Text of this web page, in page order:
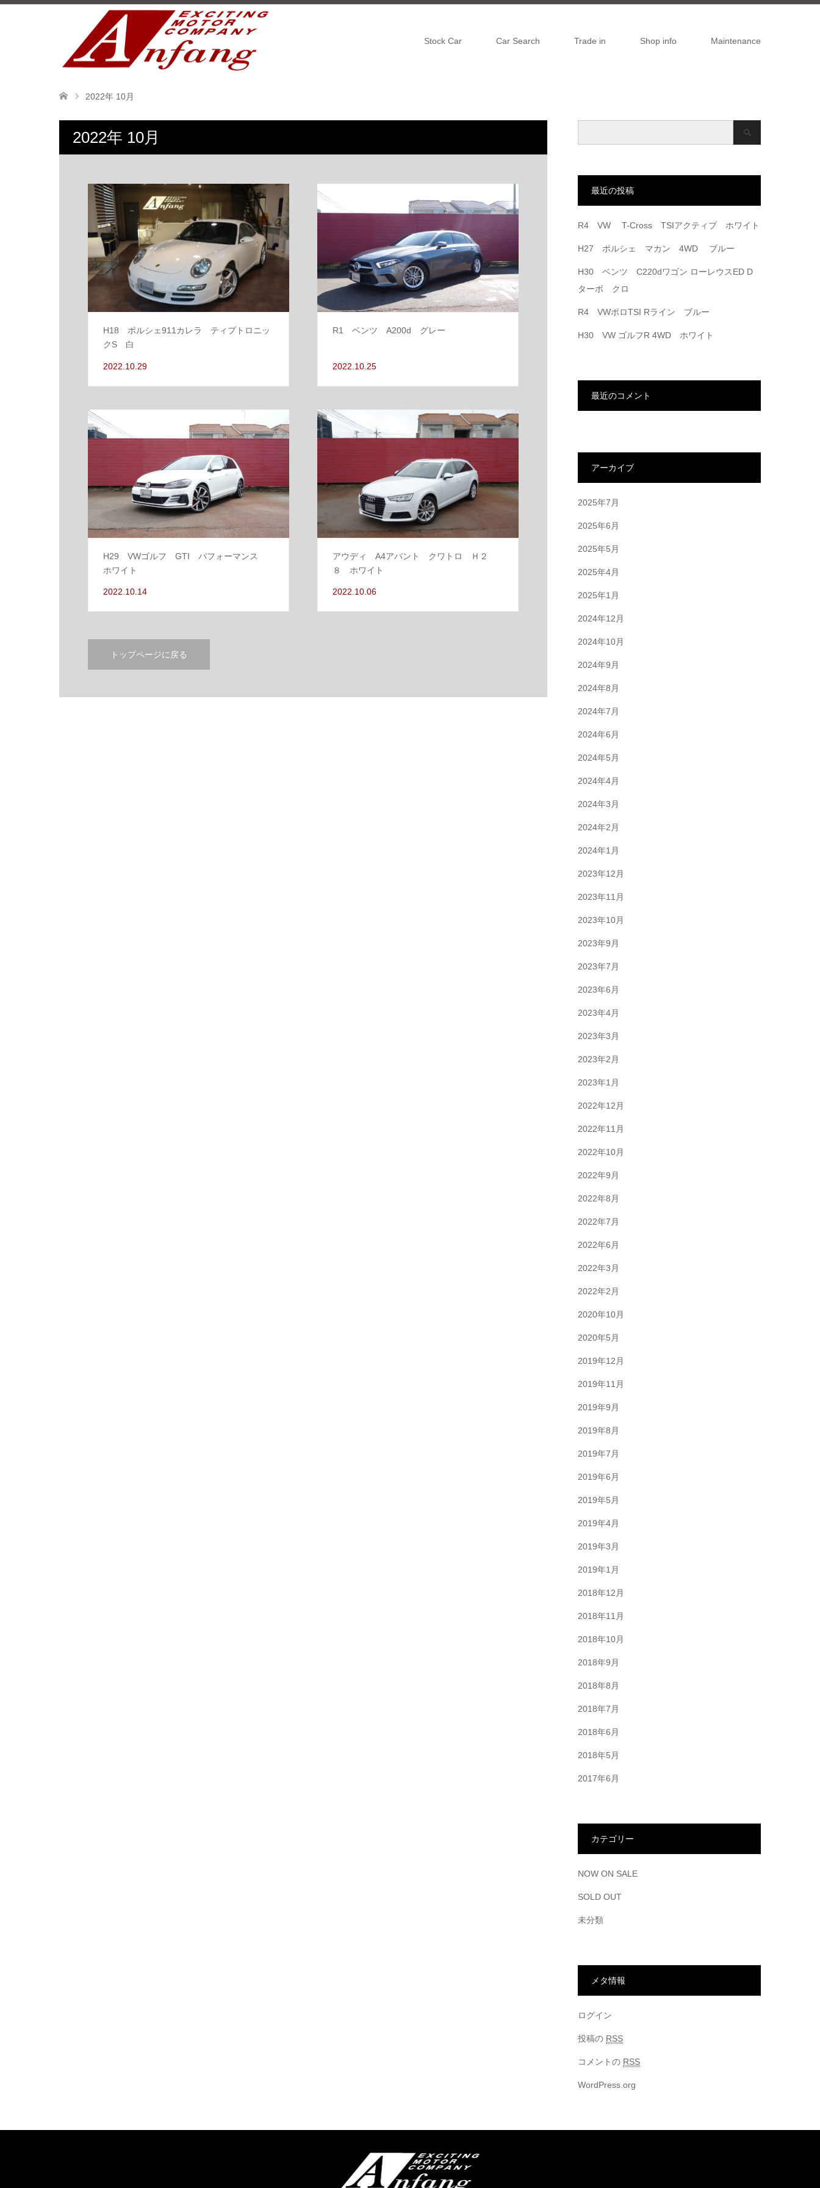
Stock Car Car Search Trade in Shop info Maintenance
2022年 10月
2022年 10月
H18 ポルシェ911カレラ ティプトロニッ
クS 白
2022.10.29
R1 ベンツ A200d グレー
2022.10.25
H29 VWゴルフ GTI パフォーマンス
ホワイト
2022.10.14
アウディ A4アバント クワトロ Ｈ２
８ ホワイト
2022.10.06
トップページに戻る
最近の投稿
R4 VW T-Cross TSIアクティブ ホワイト
H27 ポルシェ マカン 4WD ブルー
H30 ベンツ C220dワゴン ローレウスED D
ターボ クロ
R4 VWポロTSI Rライン ブルー
H30 VW ゴルフR 4WD ホワイト
最近のコメント
アーカイブ
2025年7月
2025年6月
2025年5月
2025年4月
2025年1月
2024年12月
2024年10月
2024年9月
2024年8月
2024年7月
2024年6月
2024年5月
2024年4月
2024年3月
2024年2月
2024年1月
2023年12月
2023年11月
2023年10月
2023年9月
2023年7月
2023年6月
2023年4月
2023年3月
2023年2月
2023年1月
2022年12月
2022年11月
2022年10月
2022年9月
2022年8月
2022年7月
2022年6月
2022年3月
2022年2月
2020年10月
2020年5月
2019年12月
2019年11月
2019年9月
2019年8月
2019年7月
2019年6月
2019年5月
2019年4月
2019年3月
2019年1月
2018年12月
2018年11月
2018年10月
2018年9月
2018年8月
2018年7月
2018年6月
2018年5月
2017年6月
カテゴリー
NOW ON SALE
SOLD OUT
未分類
メタ情報
ログイン
投稿の RSS
コメントの RSS
WordPress.org